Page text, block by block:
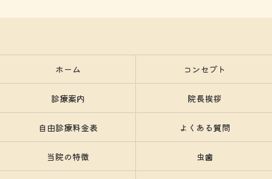
ホーム コンセプト
診療案内 院長挨拶
自由診療料金表 よくある質問
当院の特徴 虫歯